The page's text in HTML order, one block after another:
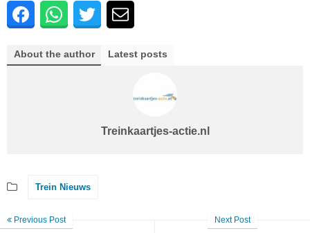
About the author Latest posts
Treinkaartjes-actie.nl
Trein Nieuws
Previous Post Next Post